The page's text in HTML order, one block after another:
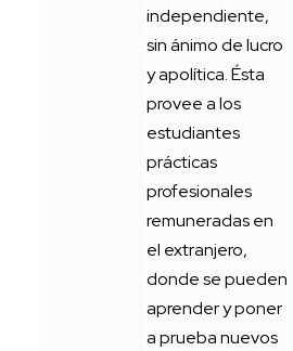
independiente,
sin ánimo de lucro
y apolítica. Ésta
provee a los
estudiantes
prácticas
profesionales
remuneradas en
el extranjero,
donde se pueden
aprender y poner
a prueba nuevos